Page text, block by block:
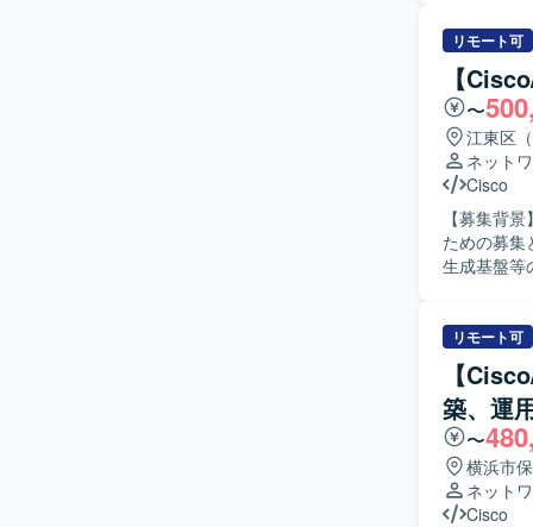
における
整・折衝
してタスク管理や
省庁のドキ
ります。
できる方が望ましいです。 【ポジシ
フラ案件に
持って関
で、ネット
中・大規模
合わせたハ
リモート可
【
〜
江東区
ネット
Cisco
【募集背
ための募集となります。 【作業内容】 既
生成基盤等
ながら、利
要件整理
説明ができ
力】 金融
ることがで
ータエン
【開発環
AIデータ
リモート可
【
築、運
〜
横浜市
ネット
Cisco